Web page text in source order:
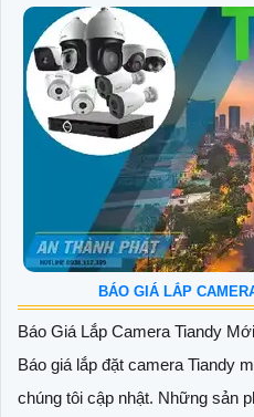
BÁO GIÁ LẮP
Báo Giá Lắp Camera Tiandy
Báo giá lắp đặt camera Tiandy
chúng tôi cập nhật. Những sản